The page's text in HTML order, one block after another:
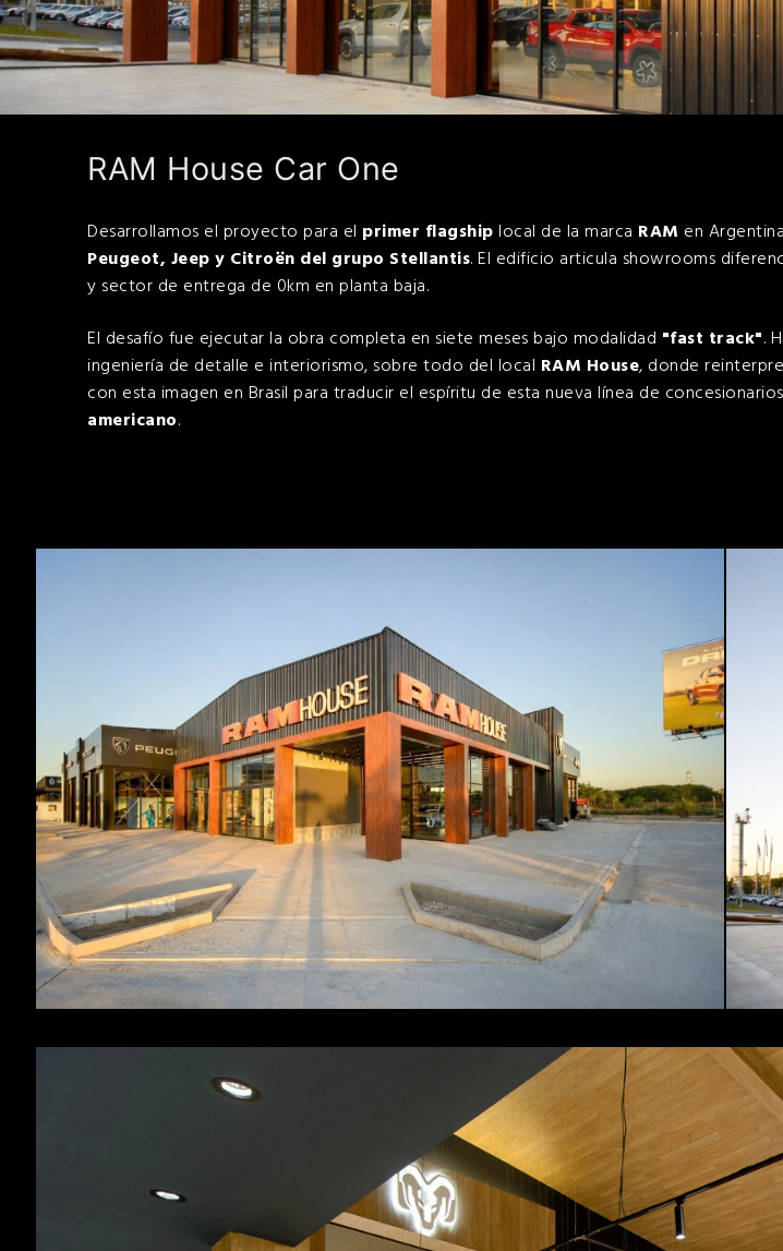
RAM House Car One
Desarrollamos el proyecto para el primer flagshiplocal de la marca RAM en
Peugeot, Jeep y Citroën del grupo Stellantis. El edificio articula showrooms
y sector de entrega de 0km en planta baja.
El desafío fue ejecutar la obra completa en siete meses bajo modalidad "fast track".
ingeniería de detalle e interiorismo, sobre todo del local RAM House, donde
con esta imagen en Brasil para traducir el espíritu de esta nueva línea de
americano.